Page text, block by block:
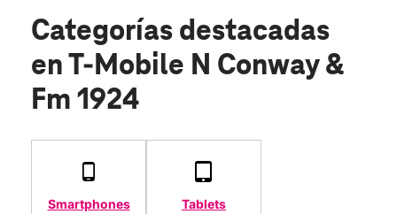
Categorías destacadas
en T-Mobile N Conway &
Fm 1924
Smartphones Tablets